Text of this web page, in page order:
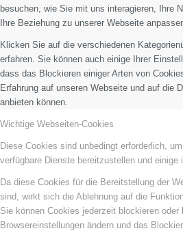
besuchen, wie Sie mit uns interagieren, Ihre
Ihre Beziehung zu unserer Webseite
Klicken Sie auf die verschiedenen
erfahren. Sie können auch einige Ihrer
dass das Blockieren einiger Arten von
Erfahrung auf unseren Webseite und auf die
anbieten können.
Wichtige Webseiten-Cookies
Diese Cookies sind unbedingt erforderlich,
verfügbare Dienste bereitzustellen und einige
Da diese Cookies für die Bereitstellung der
sind, wirkt sich die Ablehnung auf die
Sie können Cookies jederzeit blockieren
Browsereinstellungen ändern und das